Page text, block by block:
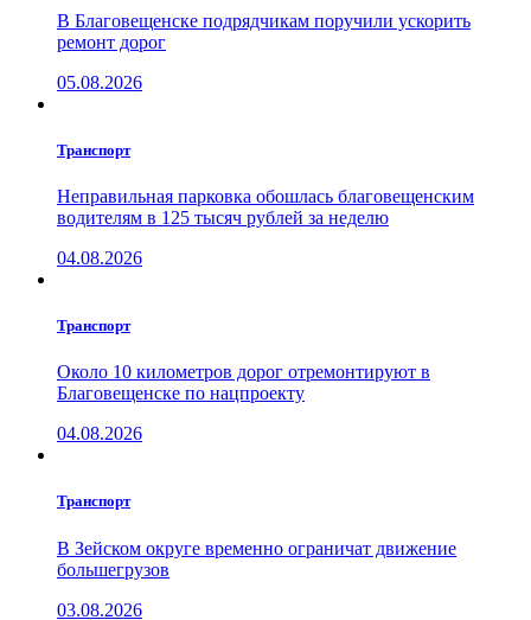
В Благовещенске подрядчикам поручили ускорить
ремонт дорог
05.08.2026
Транспорт
Неправильная парковка обошлась благовещенским
водителям в 125 тысяч рублей за неделю
04.08.2026
Транспорт
Около 10 километров дорог отремонтируют в
Благовещенске по нацпроекту
04.08.2026
Транспорт
В Зейском округе временно ограничат движение
большегрузов
03.08.2026